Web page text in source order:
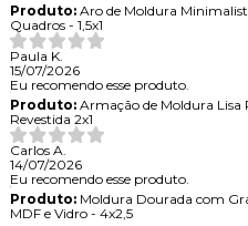
Produto:Aro de Moldura
Quadros - 1,5x1
Paula K.
15/07/2026
Eu recomendo esse produto.
Produto:Armação de Moldura Lisa
Revestida 2x1
Carlos A.
14/07/2026
Eu recomendo esse produto.
Produto:Moldura Dourada com
MDF e Vidro - 4x2,5